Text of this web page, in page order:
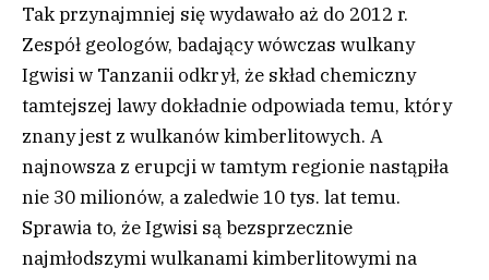
Tak przynajmniej się wydawało aż do 2012 r.
Zespół geologów, badający wówczas wulkany
Igwisi w Tanzanii odkrył, że skład chemiczny
tamtejszej lawy dokładnie odpowiada temu, który
znany jest z wulkanów kimberlitowych. A
najnowsza z erupcji w tamtym regionie nastąpiła
nie 30 milionów, a zaledwie 10 tys. lat temu.
Sprawia to, że Igwisi są bezsprzecznie
najmłodszymi wulkanami kimberlitowymi na